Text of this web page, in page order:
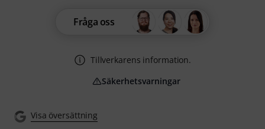
Visa översättning
Fråga oss
Tillverkarens information.
Säkerhetsvarningar